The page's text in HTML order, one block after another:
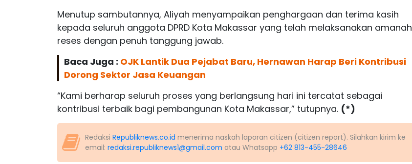
Menutup sambutannya, Aliyah menyampaikan penghargaan dan terima kasih
kepada seluruh anggota DPRD Kota Makassar yang telah melaksanakan amanah
reses dengan penuh tanggung jawab.
Baca Juga : OJK Lantik Dua Pejabat Baru, Hernawan Harap Beri Kontribusi
Dorong Sektor Jasa Keuangan
“Kami berharap seluruh proses yang berlangsung hari ini tercatat sebagai
kontribusi terbaik bagi pembangunan Kota Makassar,” tutupnya. (*)
Redaksi Republiknews.co.id menerima naskah laporan citizen (citizen report). Silahkan kirim ke
email: redaksi.republiknews1@gmail.com atau Whatsapp +62 813-455-28646